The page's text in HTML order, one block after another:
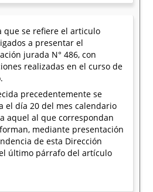
que se refiere el articulo
a presentar el
jurada N° 486, con
realizadas en el curso de
precedentemente se
el día 20 del mes calendario
aquel al que correspondan
mediante presentación
de esta Dirección
último párrafo del artículo